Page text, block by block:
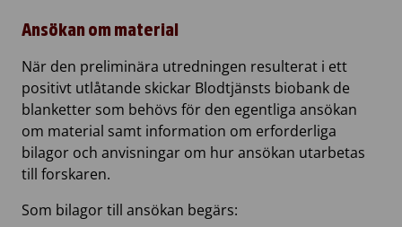
Ansökan om material
När den preliminära utredningen resulterat i ett
positivt utlåtande skickar Blodtjänsts biobank de
blanketter som behövs för den egentliga ansökan
om material samt information om erforderliga
bilagor och anvisningar om hur ansökan utarbetas
till forskaren.
Som bilagor till ansökan begärs: